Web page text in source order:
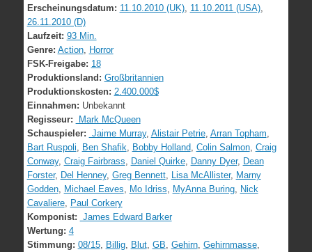
Erscheinungsdatum: 11.10.2010 (UK), 11.10.2011 (USA),
26.11.2010 (D)
Laufzeit: 93 Min.
Genre: Action, Horror
FSK-Freigabe: 18
Produktionsland: Großbritannien
Produktionskosten: 2.400.000$
Einnahmen: Unbekannt
Regisseur:
Mark McQueen
Schauspieler: Jaime Murray, Alistair Petrie, Arran Topham
Bart Ruspoli
Ben Shafik Bobby Holland, Colin Salmon, Craig
Conway, Craig Fairbrass Daniel Quirke, Danny Dyer, Dean
Forster, Del Henney, Greg Bennett, Lisa McAllister, Marny
Godden, Michael Eaves Mo Idriss MyAnna Buring, Nick
Cavaliere, Paul Corkery
Komponist: James Edward Barker
Wertung: 4
Stimmung: 08/15, Billig, Blut, GB Gehirn, Gehirnmasse,